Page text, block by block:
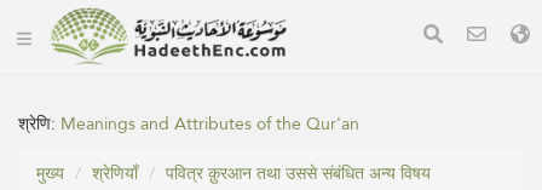
श्रेणि: Meanings and Attributes of the Qur'an
मुख्य
श्रेणियाँ
पवित्र क़ुरआन तथा उससे संबंधित अन्य विषय